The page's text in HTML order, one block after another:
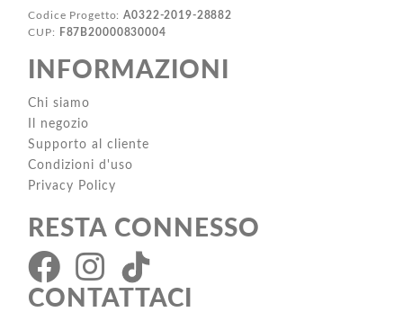
Codice Progetto:A0322-2019-28882
CUP:
F87B20000830004
INFORMAZIONI
Chi siamo
Il negozio
Supporto al cliente
Condizioni d'uso
Privacy Policy
RESTA CONNESSO
CONTATTACI